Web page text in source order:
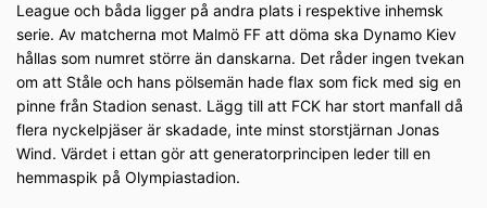
League och båda ligger på andra plats i respektive inhemsk
serie. Av matcherna mot Malmö FF att döma ska Dynamo Kiev
hållas som numret större än danskarna. Det råder ingen tvekan
om att Ståle och hans pölsemän hade flax som fick med sig en
pinne från Stadion senast. Lägg till att FCK har stort manfall då
flera nyckelpjäser är skadade, inte minst storstjärnan Jonas
Wind. Värdet i ettan gör att generatorprincipen leder till en
hemmaspik på Olympiastadion.